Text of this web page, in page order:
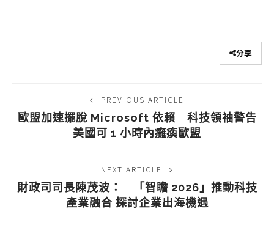
分享
PREVIOUS ARTICLE
歐盟加速擺脫 Microsoft 依賴 科技領袖警告
美國可 1 小時內癱瘓歐盟
NEXT ARTICLE
財政司司長陳茂波： 「智瞻 2026」推動科技
產業融合 探討企業出海機遇